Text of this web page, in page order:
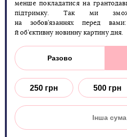
менше покладатися на
підтримку. Так ми
на зобов’язаннях перед
й об’єктивну новинну картину дня.
Разово
250 грн 500 грн